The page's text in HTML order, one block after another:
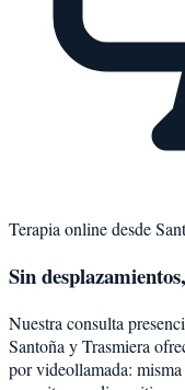
Terapia online desde
Sin
Nuestra consulta
Santoña yTrasmiera
por videollamada: